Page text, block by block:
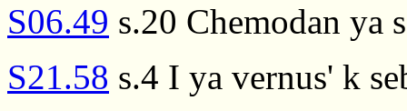
S06.49 s.20 Chemodan ya
S21.58 s.4 I ya vernus' k